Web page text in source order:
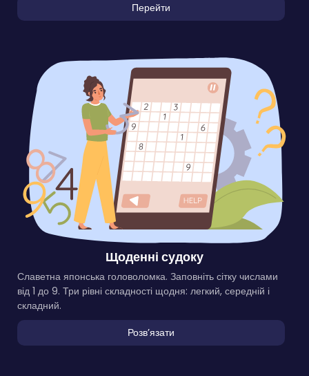
Перейти
Щоденні судоку
Славетна японська головоломка. Заповніть сітку числами
від 1 до 9. Три рівні складності щодня: легкий, середній і
складний.
Розвʼязати